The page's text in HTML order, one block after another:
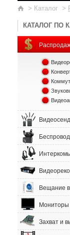
> Каталог >
КАТАЛОГ ПО
Вещание
Мониторы
Захват и